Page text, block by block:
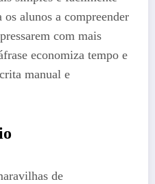
alunos a compreender
com mais
economiza tempo e
manual e
de